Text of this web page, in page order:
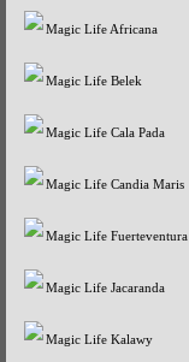
Magic Life Africana
Magic Life Belek
Magic Life Cala Pada
Magic Life Candia Maris
Magic Life Fuerteventura
Magic Life Jacaranda
Magic Life Kalawy